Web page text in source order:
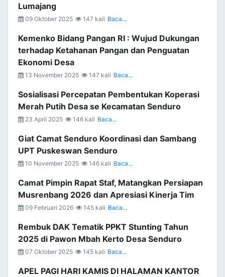
Lumajang
09 Oktober 2025 147 kali Baca...
Kemenko Bidang Pangan RI : Wujud Dukungan
terhadap Ketahanan Pangan dan Penguatan
Ekonomi Desa
13 November 2025 147 kali Baca...
Sosialisasi Percepatan Pembentukan Koperasi
Merah Putih Desa se Kecamatan Senduro
23 April 2025 146 kali Baca...
Giat Camat Senduro Koordinasi dan Sambang
UPT Puskeswan Senduro
10 November 2025 146 kali Baca...
Camat Pimpin Rapat Staf, Matangkan Persiapan
Musrenbang 2026 dan Apresiasi Kinerja Tim
09 Februari 2026 145 kali Baca...
Rembuk DAK Tematik PPKT Stunting Tahun
2025 di Pawon Mbah Kerto Desa Senduro
07 Oktober 2025 145 kali Baca...
APEL PAGI HARI KAMIS DI HALAMAN KANTOR